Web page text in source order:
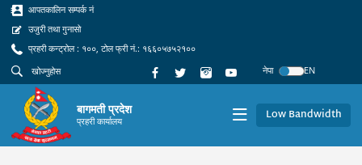
आपतकालिन सम्पर्क नं
उजुरी तथा गुनासो
प्रहरी कन्ट्रोल : १००, टोल फ्री नं.: १६६०५७५२१००
नेपा
EN
बागमती प्रदेश
प्रहरी कार्यालय Low Bandwidth